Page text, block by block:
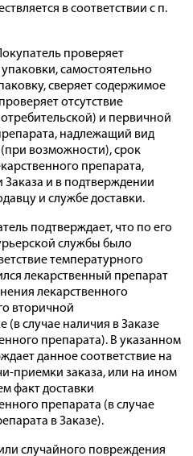
в соответствии с п.
проверяет
самостоятельно
сверяет содержимое
отсутствие
и первичной
надлежащий вид
возможности), срок
препарата,
Заказа и в подтверждении
и службе доставки.
подтверждает, что по его
службы было
температурного
лекарственный препарат
лекарственного
вторичной
(в случае наличия в Заказе
препарата). В указанном
данное соответствие на
приемки заказа, или на ином
факт доставки
препарата (в случае
в Заказе).
случайного повреждения